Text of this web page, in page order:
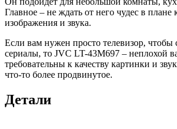
Главное – не ждать от него чудес в плане
изображения и звука.
Если вам нужен просто телевизор, чтобы
сериалы, то JVC LT-43M697 – неплохой
требовательны к качеству картинки и
что-то более продвинутое.
Детали